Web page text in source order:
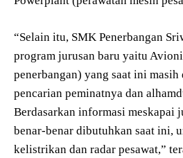
“Selain itu, SMK Penerbangan
program jurusan baru yaitu
penerbangan) yang saat ini masih
pencarian peminatnya dan
Berdasarkan informasi meskapai
benar-benar dibutuhkan saat ini,
kelistrikan dan radar pesawat,”